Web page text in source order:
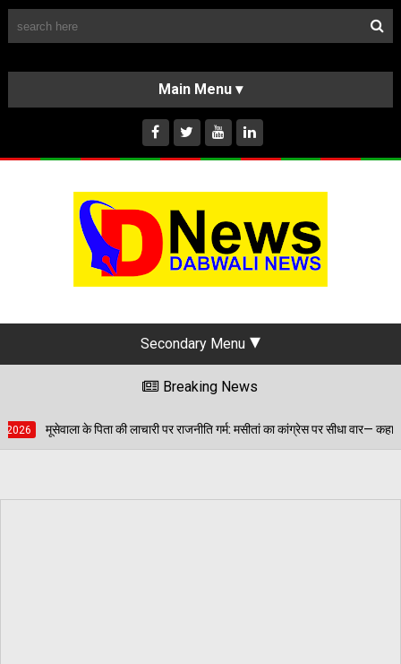
HOME
ABOUT US
INSTAGRAM
Secondary Menu
Breaking News
पर राजनीति गर्म: मसीतां का कांग्रेस पर सीधा वार— कहा- 'सिखों के प्रति कांग्रेस का द्वेष